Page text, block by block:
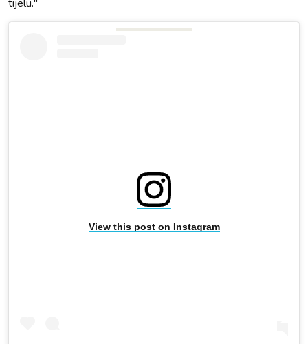
tijelu."
View this post on Instagram